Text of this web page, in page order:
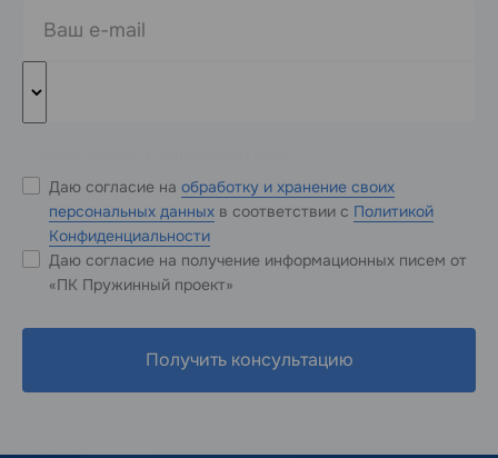
Даю согласие на обработку и хранение своих
персональных данных в соответствии с Политикой
Конфиденциальности
Даю согласие на получение информационных писем от
«ПК Пружинный проект»
Получить консультацию